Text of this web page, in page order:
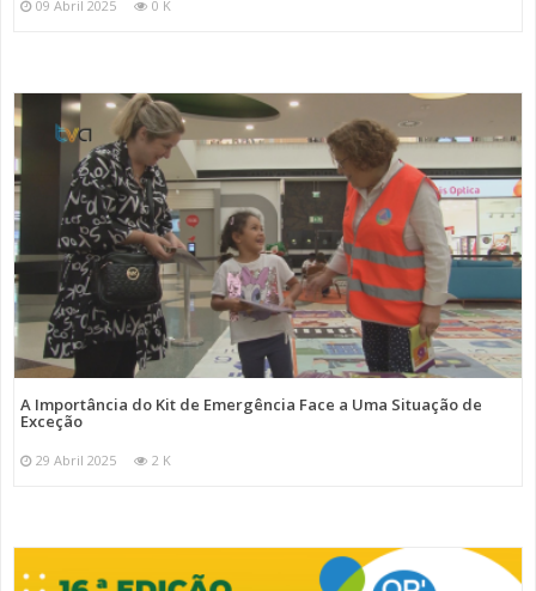
09 Abril 2025 0 K
A Importância do Kit de Emergência Face a Uma Situação de
Exceção
29 Abril 2025 2 K